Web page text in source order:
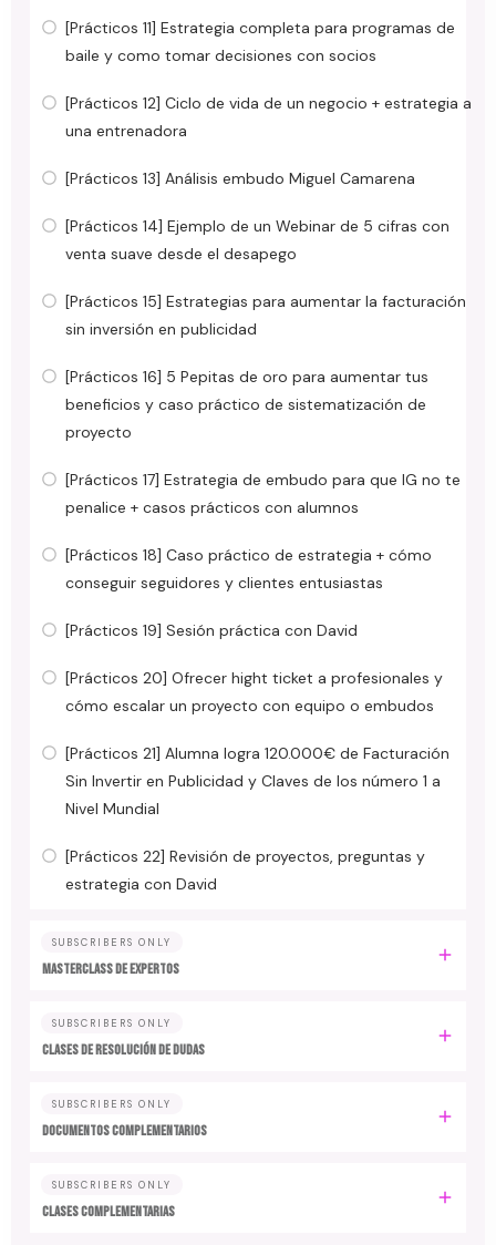
[Prácticos 11] Estrategia completa para programas de
baile y como tomar decisiones con socios
[Prácticos 12] Ciclo de vida de un negocio + estrategia a
una entrenadora
[Prácticos 13] Análisis embudo Miguel Camarena
[Prácticos 14] Ejemplo de un Webinar de 5 cifras con
venta suave desde el desapego
[Prácticos 15] Estrategias para aumentar la facturación
sin inversión en publicidad
[Prácticos 16] 5 Pepitas de oro para aumentar tus
beneficios y caso práctico de sistematización de
proyecto
[Prácticos 17] Estrategia de embudo para que IG no te
penalice + casos prácticos con alumnos
[Prácticos 18] Caso práctico de estrategia + cómo
conseguir seguidores y clientes entusiastas
[Prácticos 19] Sesión práctica con David
[Prácticos 20] Ofrecer hight ticket a profesionales y
cómo escalar un proyecto con equipo o embudos
[Prácticos 21] Alumna logra 120.000€ de Facturación
Sin Invertir en Publicidad y Claves de los número 1 a
Nivel Mundial
[Prácticos 22] Revisión de proyectos, preguntas y
estrategia con David
SUBSCRIBERS ONLY
MASTERCLASS DE EXPERTOS
SUBSCRIBERS ONLY
CLASES DE RESOLUCIÓN DE DUDAS
SUBSCRIBERS ONLY
DOCUMENTOS COMPLEMENTARIOS
SUBSCRIBERS ONLY
CLASES COMPLEMENTARIAS